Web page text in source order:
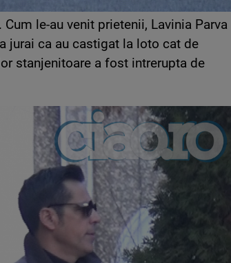
le-au venit prietenii, Lavinia Parva
jurai ca au castigat la loto cat de
stanjenitoare a fost intrerupta de